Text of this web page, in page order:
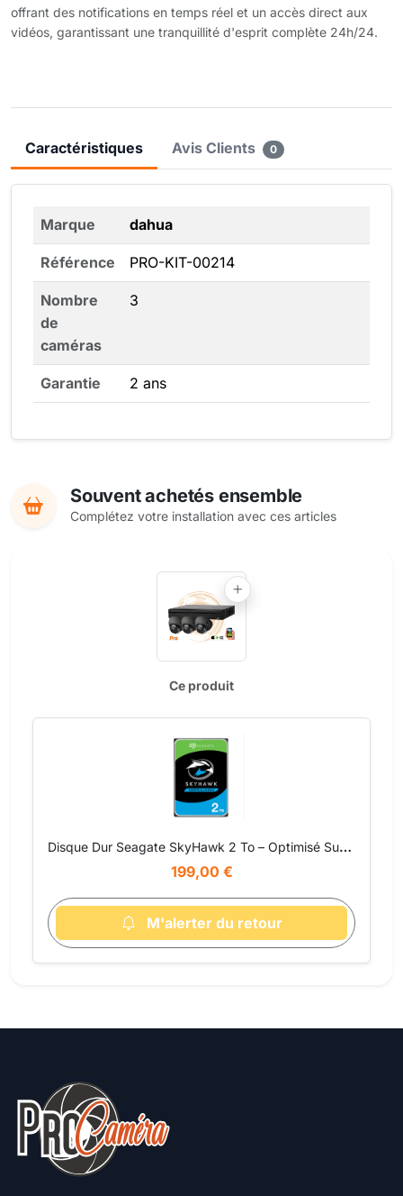
offrant des notifications en temps réel et un accès direct aux
vidéos, garantissant une tranquillité d'esprit complète 24h/24.
Caractéristiques Avis Clients 0
Marque dahua
Référence PRO-KIT-00214
Nombre
de
caméras
3
Garantie 2 ans
Souvent achetés ensemble
Complétez votre installation avec ces articles
Ce produit
Disque Dur Seagate SkyHawk 2 To – Optimisé Surveillance 24/7 avec Technologie ImagePerfect™ AI et Service de Récupération de Données
199,00 €
M'alerter du retour